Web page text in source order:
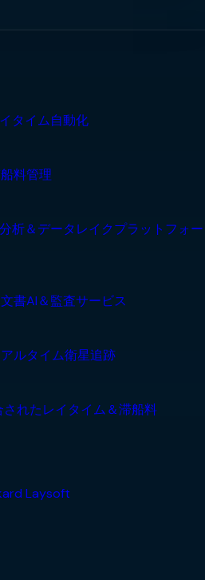
ョンメニュー
タイム自動化
料管理
析＆データレイクプラットフォー
書AI＆監査サービス
ルタイム衛星追跡
れたレイタイム＆滞船料
Laysoft